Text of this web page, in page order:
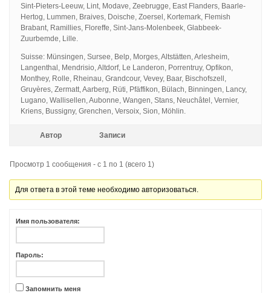
Sint-Pieters-Leeuw, Lint, Modave, Zeebrugge, East Flanders, Baarle-
Hertog, Lummen, Braives, Doische, Zoersel, Kortemark, Flemish
Brabant, Ramillies, Floreffe, Sint-Jans-Molenbeek, Glabbeek-
Zuurbemde, Lille.
Suisse: Münsingen, Sursee, Belp, Morges, Altstätten, Arlesheim,
Langenthal, Mendrisio, Altdorf, Le Landeron, Porrentruy, Opfikon,
Monthey, Rolle, Rheinau, Grandcour, Vevey, Baar, Bischofszell,
Gruyères, Zermatt, Aarberg, Rüti, Pfäffikon, Bülach, Binningen, Lancy,
Lugano, Wallisellen, Aubonne, Wangen, Stans, Neuchâtel, Vernier,
Kriens, Bussigny, Grenchen, Versoix, Sion, Möhlin.
Автор Записи
Просмотр 1 сообщения - с 1 по 1 (всего 1)
Для ответа в этой теме необходимо авторизоваться.
Имя пользователя:
Пароль:
Запомнить меня